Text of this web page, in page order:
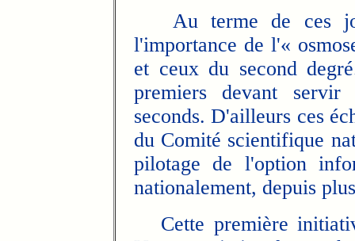
Au terme de ces
l'importance de l'«
et ceux du second
premiers devant
seconds. D'ailleurs ces
du Comité scientifique
pilotage de l'option
nationalement, depuis
Cette première